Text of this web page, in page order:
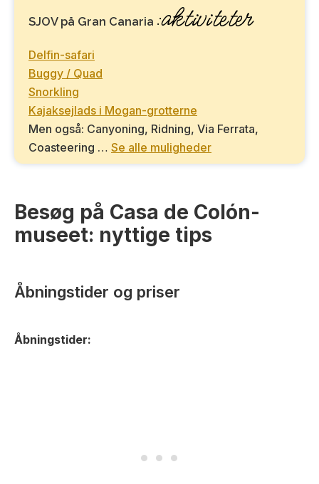
SJOV på Gran Canaria :aktiviteter
Delfin-safari
Buggy / Quad
Snorkling
Kajaksejlads i Mogan-grotterne
Men også: Canyoning, Ridning, Via Ferrata,
Coasteering … Se alle muligheder
Besøg på Casa de Colón-
museet: nyttige tips
Åbningstider og priser
Åbningstider: